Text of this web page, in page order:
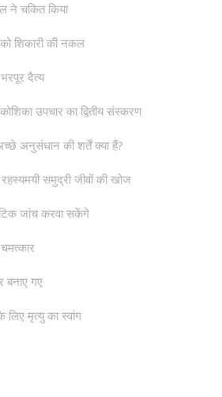
ने चकित किया
शिकारी की नकल
दैत्य
उपचार का द्वितीय संस्करण
अनुसंधान की शर्तें क्या हैं?
समुद्री जीवों की खोज
जांच करवा सकेंगे
बनाए गए
मृत्यु का स्वांग